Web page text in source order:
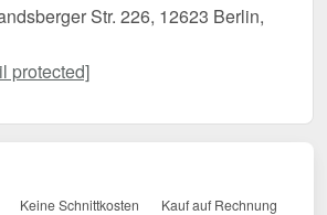
Str. 226, 12623 Berlin,
protected]
Keine Schnittkosten Kauf auf Rechnung